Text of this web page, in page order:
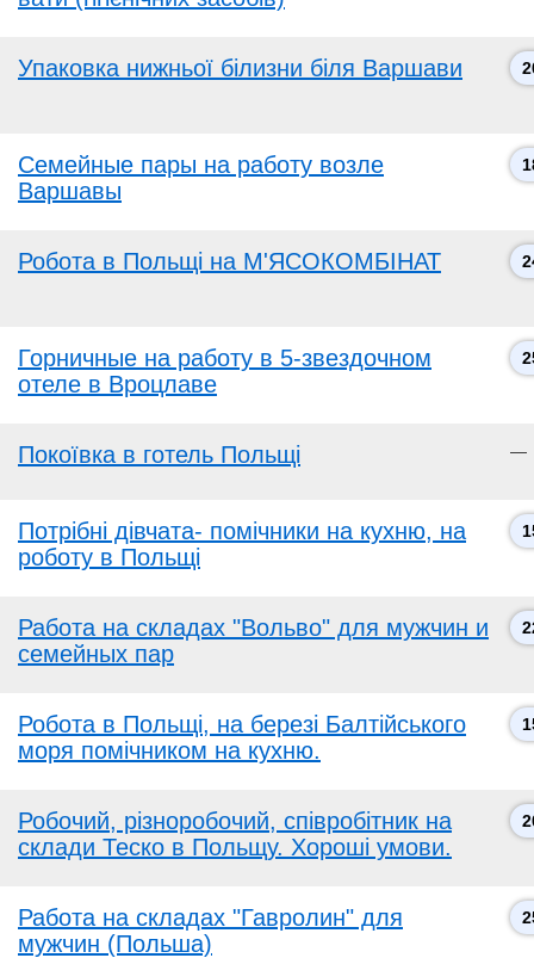
Упаковка нижньої білизни біля Варшави
Семейные пары на работу возле
Варшавы
Робота в Польщі на М'ЯСОКОМБІНАТ
Горничные на работу в 5-звездочном
отеле в Вроцлаве
Покоївка в готель Польщі —
Потрібні дівчата- помічники на кухню, на
роботу в Польщі
Работа на складах "Вольво" для мужчин и
семейных пар
Робота в Польщі, на березі Балтійського
моря помічником на кухню.
Робочий, різноробочий, співробітник на
склади Теско в Польщу. Хороші умови.
Работа на складах "Гавролин" для
мужчин (Польша)